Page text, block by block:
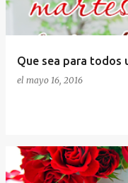
Que sea para todos
el mayo 16, 2016